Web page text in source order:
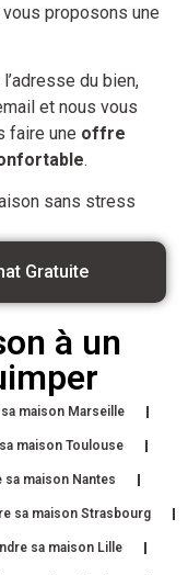
proposons une
du bien,
et nous vous
faire une offre
.
sans stress
Gratuite
à un
maison Marseille
maison Toulouse
sa maison Nantes
sa maison Strasbourg
sa maison Lille